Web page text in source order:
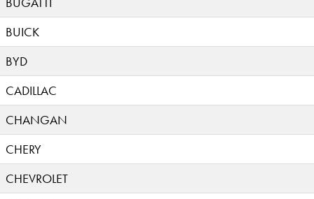
BUICK
BYD
CADILLAC
CHANGAN
CHERY
CHEVROLET